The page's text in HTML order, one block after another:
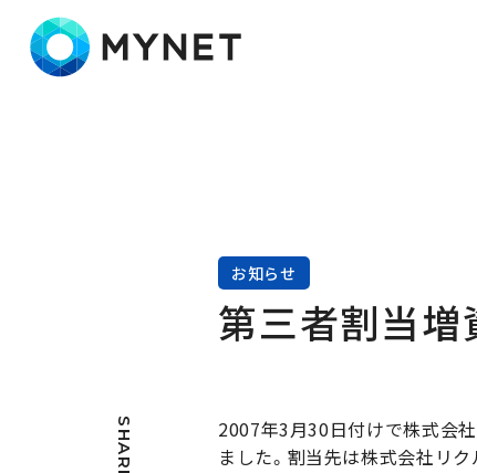
お知らせ
第三者割当増
SHARE
2007年3月30日付けで株式会
ました。割当先は株式会社リ